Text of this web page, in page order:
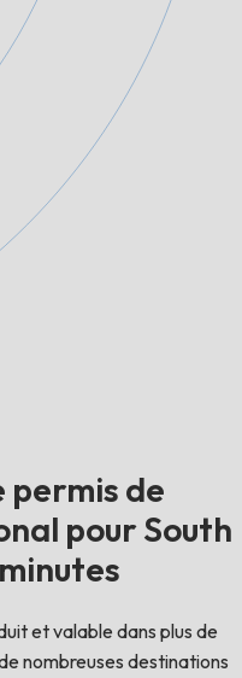
de
pour South
et valable dans plus de
nombreuses destinations